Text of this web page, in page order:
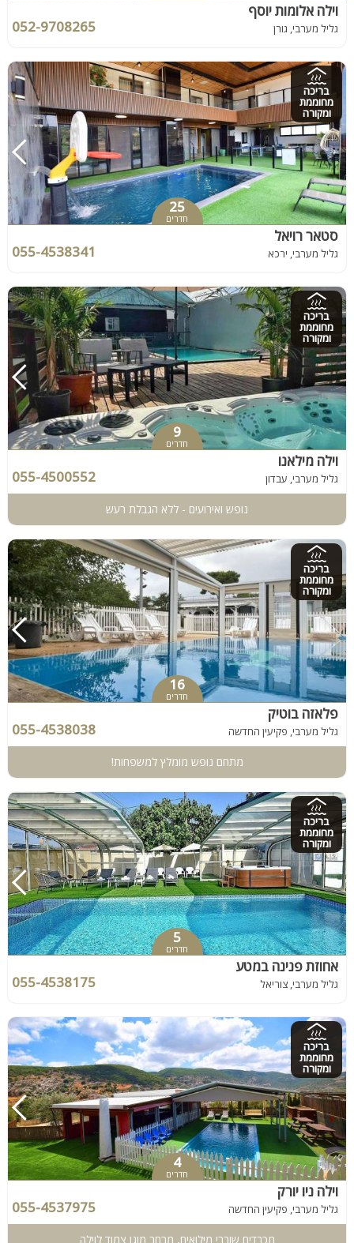
וילה אלומות יוסף
גליל מערבי, גורן 052-9708265
בריכה
מחוממת
ומקורה
25
חדרים
סטאר רויאל
גליל מערבי, ירכא 055-4538341
בריכה
מחוממת
ומקורה
9
חדרים
וילה מילאנו
גליל מערבי, עבדון 055-4500552
נופש ואירועים - ללא הגבלת רעש
בריכה
מחוממת
ומקורה
16
חדרים
פלאזה בוטיק
גליל מערבי, פקיעין החדשה 055-4538038
מתחם נופש מומלץ למשפחות!
בריכה
מחוממת
ומקורה
5
חדרים
אחוזת פנינה במטע
גליל מערבי, צוריאל 055-4538175
בריכה
מחוממת
ומקורה
4
חדרים
וילה ניו יורק
גליל מערבי, פקיעין החדשה 055-4537975
מכבדים שוברי מילואים, מרחב מוגן צמוד לוילה